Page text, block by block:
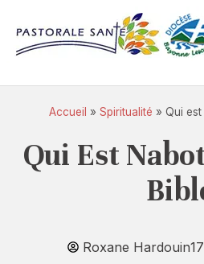
Accueil » Spiritualité » Qui
Qui Est
Roxane Hardouin